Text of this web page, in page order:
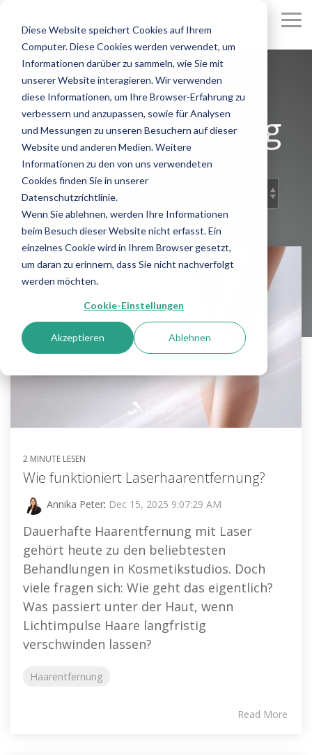
Diese Website speichert Cookies auf Ihrem
Computer. Diese Cookies werden verwendet, um
Informationen darüber zu sammeln, wie Sie mit
unserer Website interagieren. Wir verwenden
diese Informationen, um Ihre Browser-Erfahrung zu
verbessern und anzupassen, sowie für Analysen
und Messungen zu unseren Besuchern auf dieser
Website und anderen Medien. Weitere
Informationen zu den von uns verwendeten
Cookies finden Sie in unserer
Datenschutzrichtlinie.
Wenn Sie ablehnen, werden Ihre Informationen
beim Besuch dieser Website nicht erfasst. Ein
einzelnes Cookie wird in Ihrem Browser gesetzt,
um daran zu erinnern, dass Sie nicht nachverfolgt
werden möchten.
Cookie-Einstellungen
Akzeptieren Ablehnen
main
content.
DermoScan Blog
2 MINUTE LESEN
Wie funktioniert Laserhaarentfernung?
Annika Peter: Dec 15, 2025 9:07:29 AM
Dauerhafte Haarentfernung mit Laser
gehört heute zu den beliebtesten
Behandlungen in Kosmetikstudios. Doch
viele fragen sich: Wie geht das eigentlich?
Was passiert unter der Haut, wenn
Lichtimpulse Haare langfristig
verschwinden lassen?
Haarentfernung
Read More